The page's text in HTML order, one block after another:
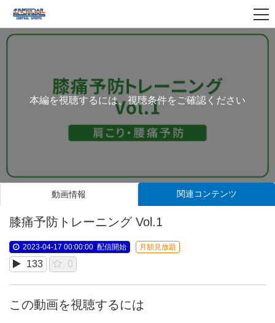
本編を視聴するには、視聴条件をご確認ください
動画情報 関連コンテンツ
膝痛予防トレーニング Vol.1
2023-04-17 00:00:00 配信開始 月額見放題
133 0
この動画を視聴するには